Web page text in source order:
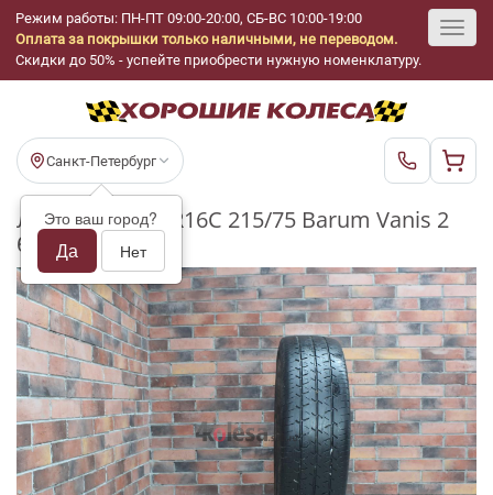
Режим работы: ПН-ПТ 09:00-20:00, СБ-ВС 10:00-19:00
Оплата за покрышки только наличными, не переводом.
Скидки до 50% - успейте приобрести нужную номенклатуру.
Санкт-Петербург
Это ваш город?
Да Нет
Летние шины R16C 215/75 Barum Vanis 2
бу (3-4 мм.)